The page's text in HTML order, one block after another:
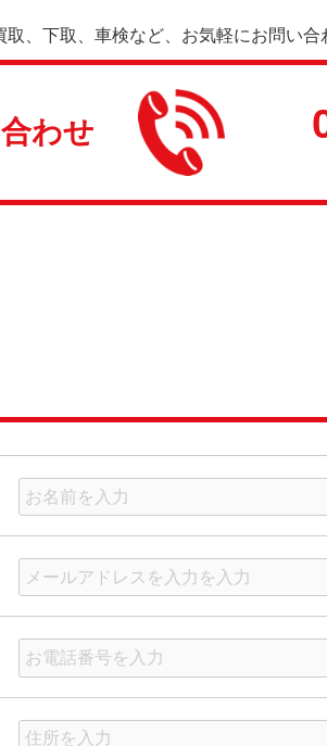
取、下取、車検など、お気軽にお問い合
わせ